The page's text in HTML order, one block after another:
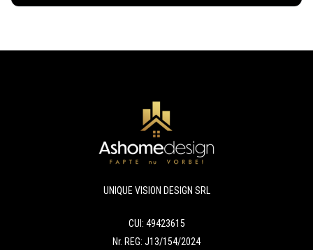
UNIQUE VISION DESIGN SRL
CUI: 49423615
Nr. REG: J13/154/2024